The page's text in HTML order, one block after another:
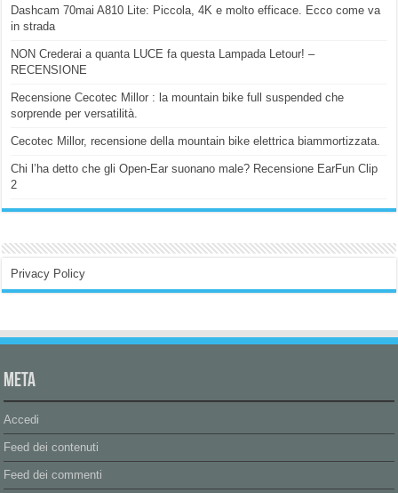
Dashcam 70mai A810 Lite: Piccola, 4K e molto efficace. Ecco come va
in strada
NON Crederai a quanta LUCE fa questa Lampada Letour! –
RECENSIONE
Recensione Cecotec Millor : la mountain bike full suspended che
sorprende per versatilità.
Cecotec Millor, recensione della mountain bike elettrica biammortizzata.
Chi l’ha detto che gli Open-Ear suonano male? Recensione EarFun Clip
2
Privacy Policy
Meta
Accedi
Feed dei contenuti
Feed dei commenti